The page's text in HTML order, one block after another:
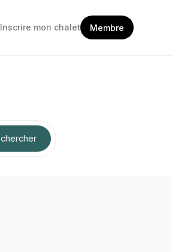
Inscrire mon chalet Membre